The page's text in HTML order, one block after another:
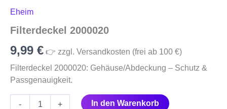
Eheim
Filterdeckel 2000020
9,99 € 👉 zzgl. Versandkosten (frei ab 100 €)
Filterdeckel 2000020: Gehäuse/Abdeckung – Schutz &
Passgenauigkeit.
- + In den Warenkorb